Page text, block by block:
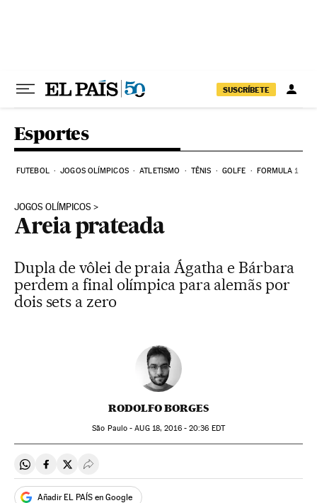
SUSCRÍBETE
Esportes
FUTEBOL JOGOS OLÍMPICOS ATLETISMO TÊNIS GOLFE FORMULA 1
JOGOS OLÍMPICOS
Areia prateada
Dupla de vôlei de praia Ágatha e Bárbara
perdem a final olímpica para alemãs por
dois sets a zero
RODOLFO BORGES
São Paulo -AUG18, 2016 - 20:36 EDT
Compartir en Whatsapp
Compartir en Facebook
Compartir en Twitter
Desplegar Redes Sociales
Añadir EL PAÍS en Google